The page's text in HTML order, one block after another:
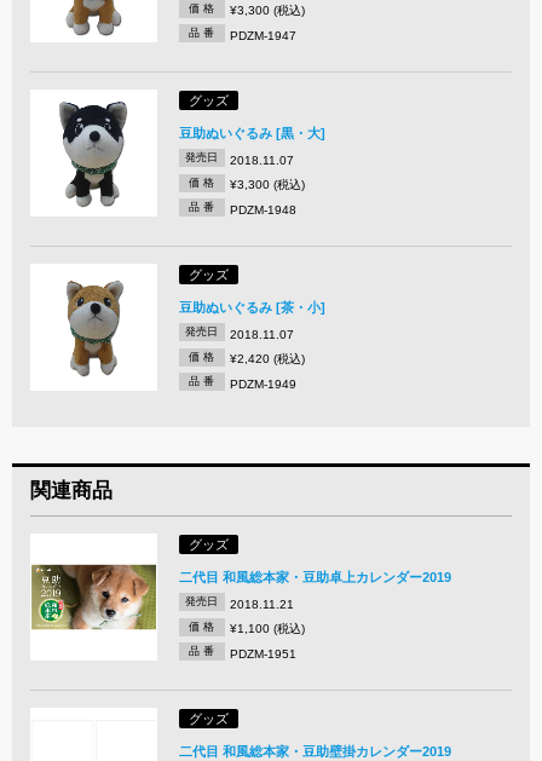
価 格 ¥3,300 (税込)
品 番 PDZM-1947
グッズ
豆助ぬいぐるみ [黒・大]
発売日 2018.11.07
価 格 ¥3,300 (税込)
品 番 PDZM-1948
グッズ
豆助ぬいぐるみ [茶・小]
発売日 2018.11.07
価 格 ¥2,420 (税込)
品 番 PDZM-1949
関連商品
グッズ
二代目 和風総本家・豆助卓上カレンダー2019
発売日 2018.11.21
価 格 ¥1,100 (税込)
品 番 PDZM-1951
グッズ
二代目 和風総本家・豆助壁掛カレンダー2019